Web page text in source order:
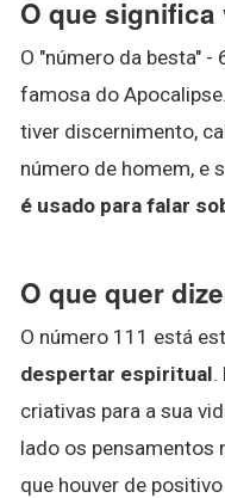
O que significa
O "número da besta" -
famosa do
tiver discernimento,
número de homem, e
é usado para falar
O que quer
O número 111 está
despertar espiritual.
criativas para a sua
lado os pensamentos
que houver de